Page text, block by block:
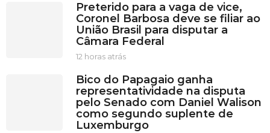
r
a
s
a
t
á
s
Preterido para a vaga de vice,
Coronel Barbosa deve se filiar ao
União Brasil para disputar a
Câmara Federal
12 horas atrás1
h
o
r
a
s
Bico do Papagaio ganha
representatividade na disputa
pelo Senado com Daniel Walison
como segundo suplente de
Luxemburgo